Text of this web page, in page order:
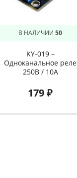
В НАЛИЧИИ 50
KY-019 –
Одноканальное реле
250В / 10А
179₽